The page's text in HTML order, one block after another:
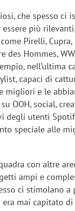
che spesso ci
più
Pirelli, Cupra,
des Hommes,
nell’ultima
capaci di
migliori e le
OOH, social,
degli utenti
speciale alle
con altre
ampi e
ci stimolano a
mai capitato